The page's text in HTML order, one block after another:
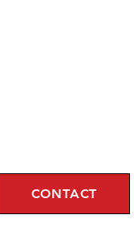
CONTACT